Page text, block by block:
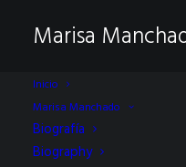
Marisa
Inicio
Marisa Manchado
Biografía
Biography